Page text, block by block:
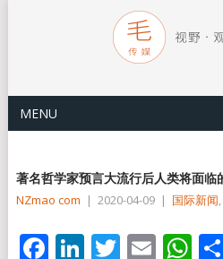
MENU
著名哲学家预言大流行后人类将面临
NZmao com | 2020-04-09 | 国际新闻,
Facebook
LinkedIn
Twitter